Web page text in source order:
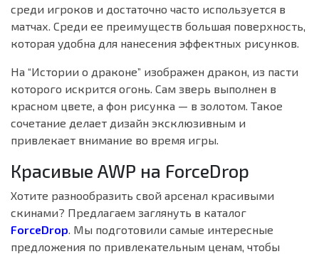
среди игроков и достаточно часто используется в
матчах. Среди ее преимуществ большая поверхность,
которая удобна для нанесения эффектных рисунков.
На “Истории о драконе” изображен дракон, из пасти
которого искрится огонь. Сам зверь выполнен в
красном цвете, а фон рисунка — в золотом. Такое
сочетание делает дизайн эксклюзивным и
привлекает внимание во время игры.
Красивые AWP на ForceDrop
Хотите разнообразить свой арсенал красивыми
скинами? Предлагаем заглянуть в каталог
ForceDrop. Мы подготовили самые интересные
предложения по привлекательным ценам, чтобы